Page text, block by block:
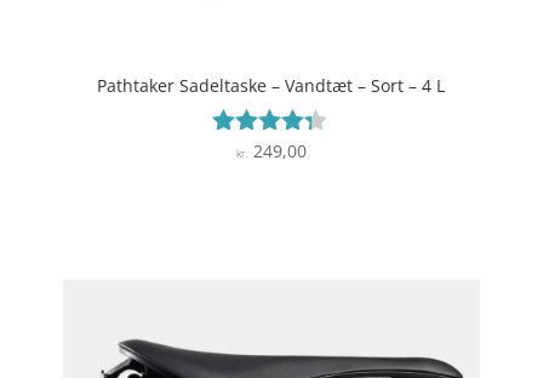
Pathtaker Sadeltaske – Vandtæt – Sort – 4 L
Vurderet
kr. 249,00